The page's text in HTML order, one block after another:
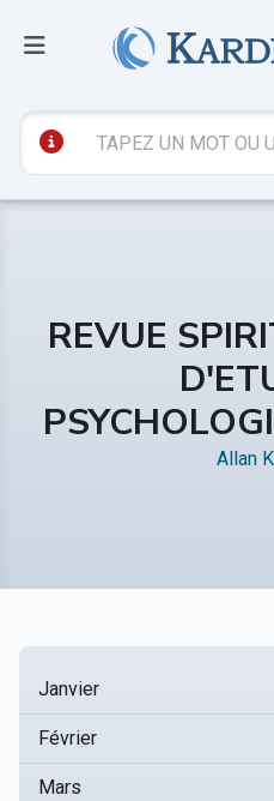
REVUE
Allan
Janvier
Février
Mars